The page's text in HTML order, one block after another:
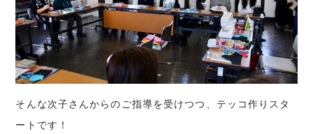
そんな次子さんからのご指導を受けつつ、テッコ作りスタ
ートです！